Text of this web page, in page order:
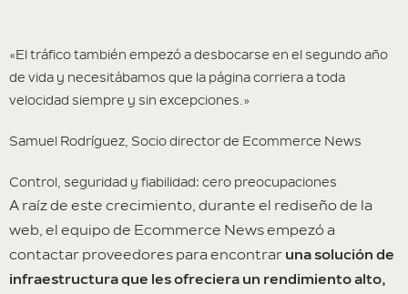
«El tráfico también empezó a desbocarse en el segundo año
de vida y necesitábamos que la página corriera a toda
velocidad siempre y sin excepciones.»
Samuel Rodríguez, Socio director de Ecommerce News
Control, seguridad y fiabilidad: cero preocupaciones
A raíz de este crecimiento, durante el rediseño de la
web, el equipo de Ecommerce News empezó a
contactar proveedores para encontrar una solución de
infraestructura que les ofreciera un rendimiento alto,